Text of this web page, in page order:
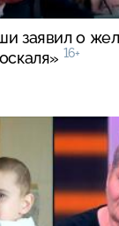
заявил о
16+